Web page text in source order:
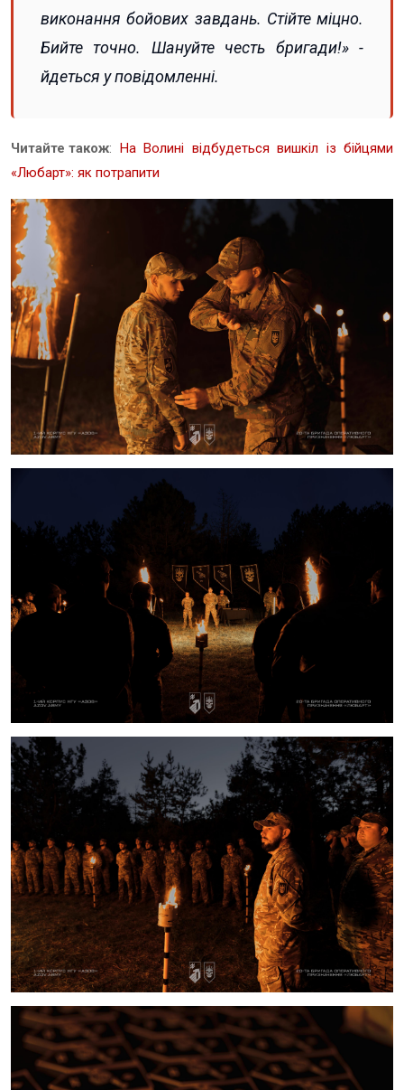
виконання бойових завдань. Стійте міцно.
Бийте точно. Шануйте честь бригади!» -
йдеться у повідомленні.
Читайте також: На Волині відбудеться вишкіл із бійцями
«Любарт»: як потрапити